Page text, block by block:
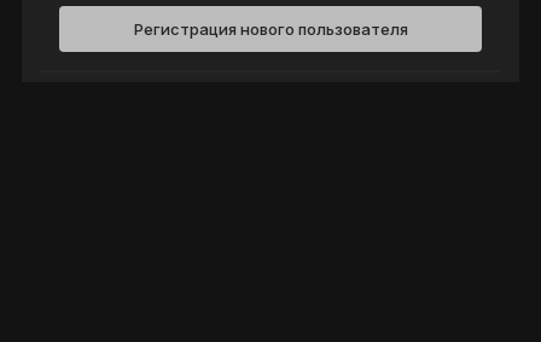
Регистрация нового пользователя